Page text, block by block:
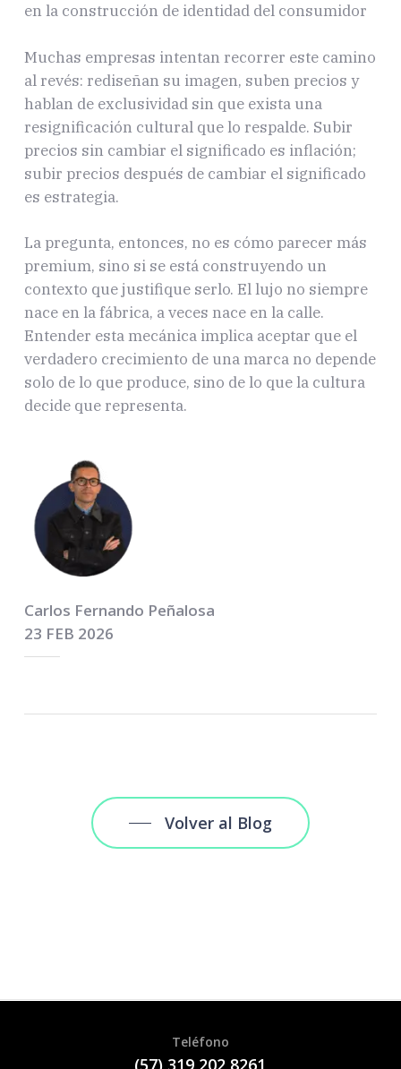
en la construcción de identidad del consumidor
Muchas empresas intentan recorrer este camino
al revés: rediseñan su imagen, suben precios y
hablan de exclusividad sin que exista una
resignificación cultural que lo respalde. Subir
precios sin cambiar el significado es inflación;
subir precios después de cambiar el significado
es estrategia.
La pregunta, entonces, no es cómo parecer más
premium, sino si se está construyendo un
contexto que justifique serlo. El lujo no siempre
nace en la fábrica, a veces nace en la calle.
Entender esta mecánica implica aceptar que el
verdadero crecimiento de una marca no depende
solo de lo que produce, sino de lo que la cultura
decide que representa.
Carlos Fernando Peñalosa
23 FEB 2026
Volver al Blog
Teléfono
(57) 319 202 8261